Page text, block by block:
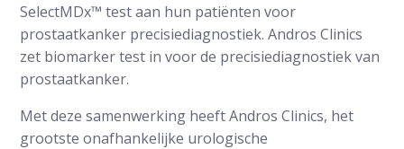
SelectMDx™ test aan hun patiënten voor
prostaatkanker precisiediagnostiek. Andros Clinics
zet biomarker test in voor de precisiediagnostiek van
prostaatkanker.
Met deze samenwerking heeft Andros Clinics, het
grootste onafhankelijke urologische